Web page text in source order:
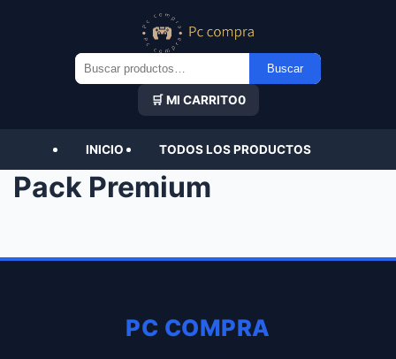
Buscar
por:
Buscar
🛒 MI CARRITO0
INICIO TODOS LOS PRODUCTOS
Pack Premium
PC COMPRA